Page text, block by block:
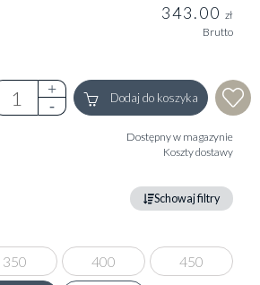
343.00 zł
Brutto
Dodaj do koszyka
Dostępny w magazynie
Koszty dostawy
Schowaj filtry
350 400
450